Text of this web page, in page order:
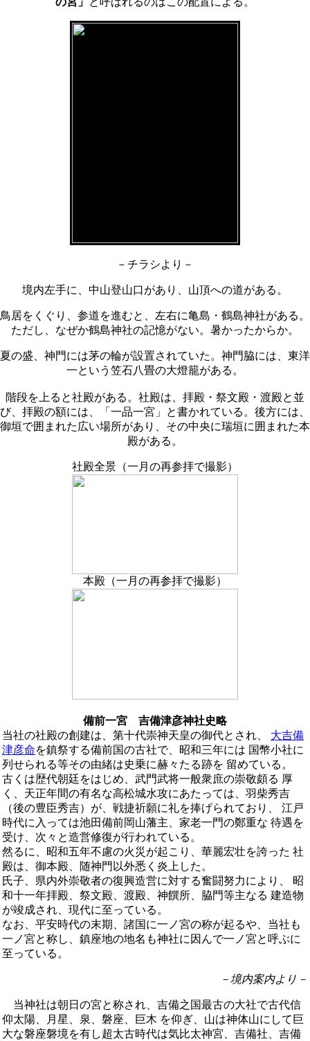
－チラシより－
境内左手に、中山登山口があり、山頂への道がある。
鳥居をくぐり、参道を進むと、左右に亀島・鶴島神社がある。
ただし、なぜか鶴島神社の記憶がない。暑かったからか。
夏の盛、神門には茅の輪が設置されていた。神門脇には、東洋
一という笠石八畳の大燈籠がある。
階段を上ると社殿がある。社殿は、拝殿・祭文殿・渡殿と並
び、拝殿の額には、「一品一宮」と書かれている。後方には、
御垣で囲まれた広い場所があり、その中央に瑞垣に囲まれた本
殿がある。
社殿全景（一月の再参拝で撮影）
本殿（一月の再参拝で撮影）
備前一宮 吉備津彦神社史略
当社の社殿の創建は、第十代崇神天皇の御代とされ、 大吉備
津彦命を鎮祭する備前国の古社で、昭和三年には 国幣小社に
列せられる等その由緒は史乗に赫々たる跡を 留めている。
古くは歴代朝廷をはじめ、武門武将一般衆庶の崇敬頗る 厚
く、天正年間の有名な高松城水攻にあたっては、羽柴秀吉
（後の豊臣秀吉）が、戦捷祈願に礼を捧げられており、 江戸
時代に入っては池田備前岡山藩主、家老一門の鄭重な 待遇を
受け、次々と造営修復が行われている。
然るに、昭和五年不慮の火災が起こり、華麗宏壮を誇った 社
殿は、御本殿、随神門以外悉く炎上した。
氏子、県内外崇敬者の復興造営に対する奮闘努力により、 昭
和十一年拝殿、祭文殿、渡殿、神饌所、脇門等主なる 建造物
が竣成され、現代に至っている。
なお、平安時代の末期、諸国に一ノ宮の称が起るや、当社も
一ノ宮と称し、鎮座地の地名も神社に因んで一ノ宮と呼ぶに
至っている。
－境内案内より－
当神社は朝日の宮と称され、吉備之国最古の大社で古代信
仰太陽、月星、泉、磐座、巨木 を仰ぎ、山は神体山にして巨
大な磐座磐境を有し超太古時代は気比太神宮、吉備社、吉備